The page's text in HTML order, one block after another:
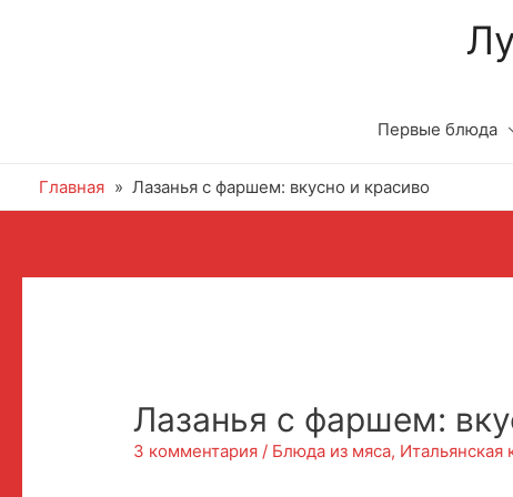
Первые блюда
Главная Лазанья с фаршем: вкусно и красиво
Лазанья с фаршем:
3 комментария / Блюда из мяса, Итальянская